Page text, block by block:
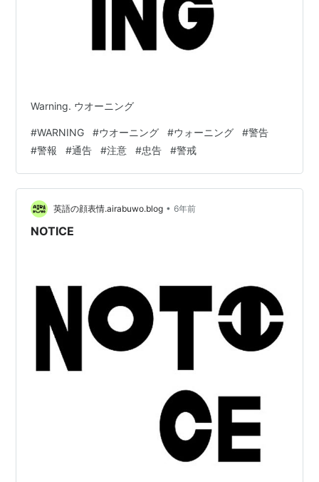
Warning. ウオーニング
#WARNING #ウオーニング #ウォーニング #警告
#警報 #通告 #注意 #忠告 #警戒
英語の顔表情.airabuwo.blog • 6年前
NOTICE